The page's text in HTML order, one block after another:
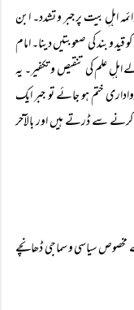
اہلِ بیت پر جبر و تشدد۔ ابن
قید و بند کی صعوبتیں دینا۔ امام
اہلِ علم کی تنقیص و تکفیر۔ یہ
ختم ہو جائے تو جبر ایک
کرنے سے ڈرتے ہیں اور بالآخر
مخصوص سیاسی و سماجی ڈھانچے